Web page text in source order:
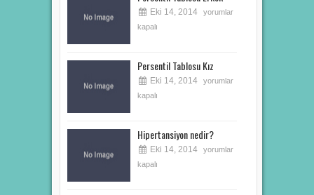
Eki 14, 2014
yorumlar
kapalı
Persentil Tablosu Kız
Eki 14, 2014
yorumlar
kapalı
Hipertansiyon nedir?
Eki 14, 2014
yorumlar
kapalı